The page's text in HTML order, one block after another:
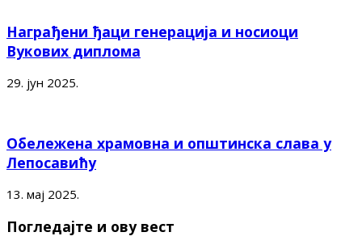
Награђени ђаци генерација и носиоци
Вукових диплома
29. јун 2025.
Обележена храмовна и општинска слава у
Лепосавићу
13. мај 2025.
Погледајте и ову вест